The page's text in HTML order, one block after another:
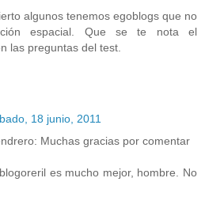
algunos tenemos egoblogs que no
espacial. Que se te nota el
las preguntas del test.
18 junio, 2011
Muchas gracias por comentar
es mucho mejor, hombre. No